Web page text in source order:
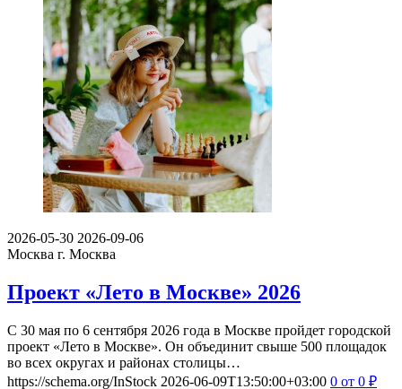
2026-05-30 2026-09-06
Москва г. Москва
Проект «Лето в Москве» 2026
С 30 мая по 6 сентября 2026 года в Москве пройдет городской
проект «Лето в Москве». Он объединит свыше 500 площадок
во всех округах и районах столицы…
https://schema.org/InStock 2026-06-09T13:50:00+03:00 0 от 0 ₽